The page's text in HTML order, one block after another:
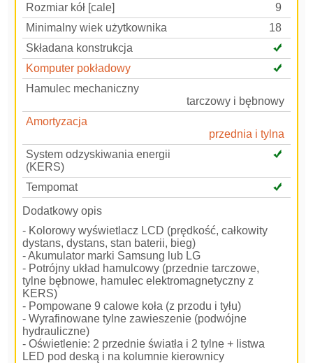
Rozmiar kół [cale]
9
Minimalny wiek użytkownika
18
Składana konstrukcja
Komputer pokładowy
Hamulec mechaniczny
tarczowy i bębnowy
Amortyzacja
przednia i tylna
System odzyskiwania energii
(KERS)
Tempomat
Dodatkowy opis
- Kolorowy wyświetlacz LCD (prędkość, całkowity
dystans, dystans, stan baterii, bieg)
- Akumulator marki Samsung lub LG
- Potrójny układ hamulcowy (przednie tarczowe,
tylne bębnowe, hamulec elektromagnetyczny z
KERS)
- Pompowane 9 calowe koła (z przodu i tyłu)
- Wyrafinowane tylne zawieszenie (podwójne
hydrauliczne)
- Oświetlenie: 2 przednie światła i 2 tylne + listwa
LED pod deską i na kolumnie kierownicy